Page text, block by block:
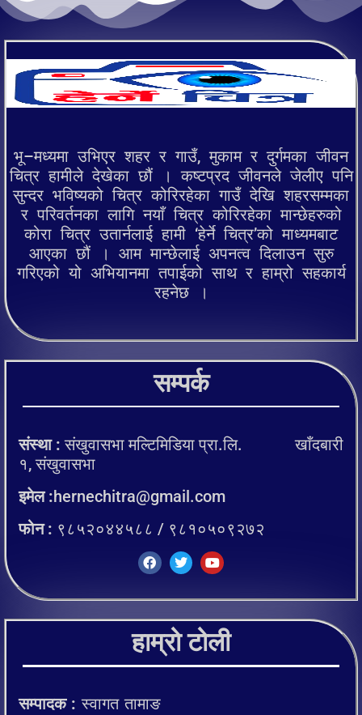
भू–मध्यमा उभिएर शहर र गाउँ, मुकाम र दुर्गमका जीवन
चित्र हामीले देखेका छौं । कष्टप्रद जीवनले जेलीए पनि
सुन्दर भविष्यको चित्र कोरिरहेका गाउँ देखि शहरसम्मका
र परिवर्तनका लागि नयाँ चित्र कोरिरहेका मान्छेहरुको
कोरा चित्र उतार्नलाई हामी ‘हेर्ने चित्र’को माध्यमबाट
आएका छौं । आम मान्छेलाई अपनत्व दिलाउन सुरु
गरिएको यो अभियानमा तपाईको साथ र हाम्रो सहकार्य
रहनेछ ।
सम्पर्क
संस्था : संखुवासभा मल्टिमिडिया प्रा.लि. खाँदबारी
१, संखुवासभा
इमेल :hernechitra@gmail.com
फोन : ९८५२०४४५८८ / ९८१०५०९२७२
हाम्रो टोली
सम्पादक :स्वागत तामाङ